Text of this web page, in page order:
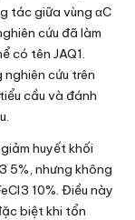
tác giữa vùng αC
cứu đã làm
có tên JAQ1.
cứu trên
cầu và đánh
huyết khối
5%, nhưng không
10%. Điều này
biệt khi tổn